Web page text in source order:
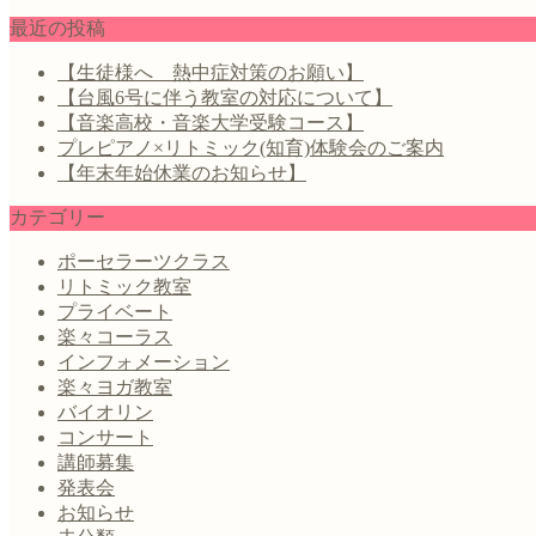
最近の投稿
【生徒様へ 熱中症対策のお願い】
【台風6号に伴う教室の対応について】
【音楽高校・音楽大学受験コース】
プレピアノ×リトミック(知育)体験会のご案内
【年末年始休業のお知らせ】
カテゴリー
ポーセラーツクラス
リトミック教室
プライベート
楽々コーラス
インフォメーション
楽々ヨガ教室
バイオリン
コンサート
講師募集
発表会
お知らせ